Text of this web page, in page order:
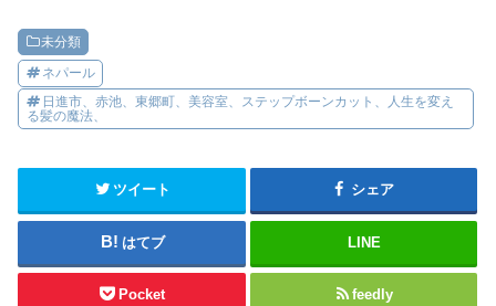
未分類
ネパール
日進市、赤池、東郷町、美容室、ステップボーンカット、人生を変え
る髪の魔法、
ツイート シェア
はてブ LINE
Pocket feedly